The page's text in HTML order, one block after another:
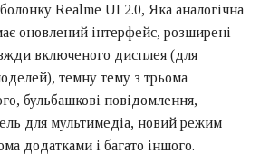
Realme UI 2.0, Яка аналогічна
оновлений інтерфейс, розширені
включеного дисплея (для
темну тему з трьома
бульбашкові повідомлення,
для мультимедіа, новий режим
додатками і багато іншого.